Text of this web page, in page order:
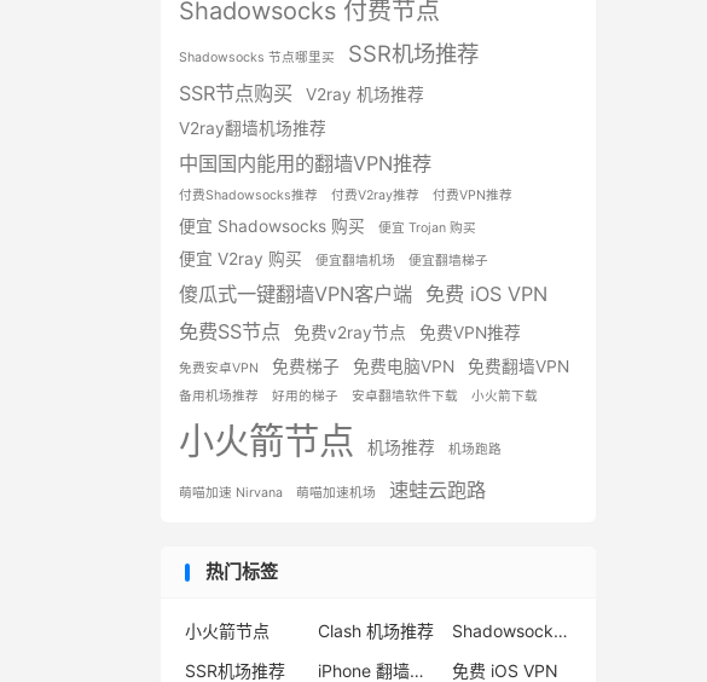
Shadowsocks 付费节点
Shadowsocks 节点哪里买 SSR机场推荐
SSR节点购买
V2ray 机场推荐
V2ray翻墙机场推荐
中国国内能用的翻墙VPN推荐
付费Shadowsocks推荐 付费V2ray推荐 付费VPN推荐
便宜 Shadowsocks 购买 便宜 Trojan 购买
便宜 V2ray 购买 便宜翻墙机场 便宜翻墙梯子
傻瓜式一键翻墙VPN客户端 免费 iOS VPN
免费SS节点
免费v2ray节点 免费VPN推荐
免费安卓VPN 免费梯子 免费电脑VPN 免费翻墙VPN
备用机场推荐 好用的梯子 安卓翻墙软件下载 小火箭下载
小火箭节点 机场推荐 机场跑路
萌喵加速 Nirvana 萌喵加速机场 速蛙云跑路
热门标签
小火箭节点 Clash 机场推荐
Shadowsocks 付费节点
SSR机场推荐
iPhone 翻墙代理软件
免费 iOS VPN